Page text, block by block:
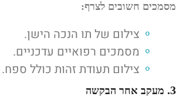
מסמכים חשובים לצרף:
צילום של תו הנכה הישן.
מסמכים רפואיים עדכניים.
צילום תעודת זהות כולל ספח.
3. מעקב אחר הבקשה